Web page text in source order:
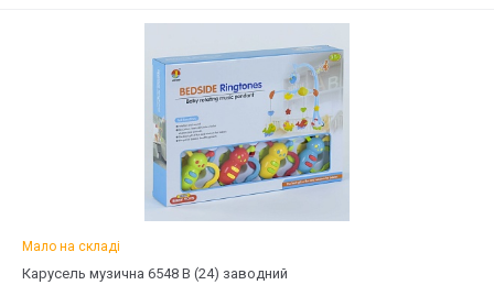
Мало на складі
Карусель музична 6548 В (24) заводний